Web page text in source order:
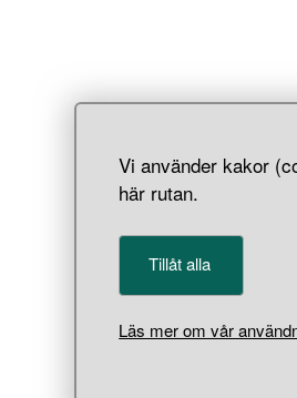
Vi använder kakor
här rutan.
Tillåt alla
Läs mer om vår